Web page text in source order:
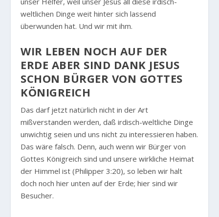
weltlichen Dinge weit hinter sich lassend
überwunden hat. Und wir mit ihm.
WIR LEBEN NOCH AUF DER
ERDE ABER SIND DANK JESUS
SCHON BÜRGER VON GOTTES
KÖNIGREICH
Das darf jetzt natürlich nicht in der Art
mißverstanden werden, daß irdisch-weltliche Dinge
unwichtig seien und uns nicht zu interessieren haben.
Das wäre falsch. Denn, auch wenn wir Bürger von
Gottes Königreich sind und unsere wirkliche Heimat
der Himmel ist (Philipper 3:20), so leben wir halt
doch noch hier unten auf der Erde; hier sind wir
Besucher.